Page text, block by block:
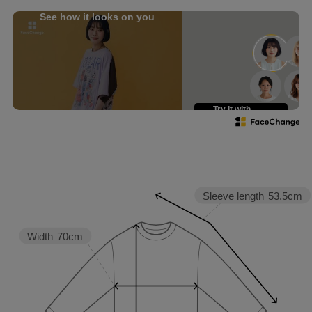
See how it looks on you
Try it with
your own face
Sleeve length 53.5cm
Width 70cm